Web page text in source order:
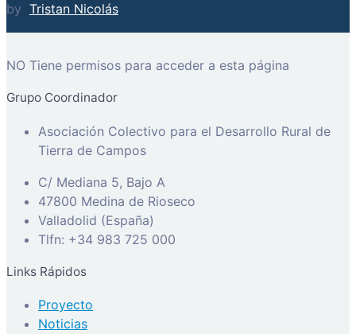
by Tristan Nicolás
NO Tiene permisos para acceder a esta página
Grupo Coordinador
Asociación Colectivo para el Desarrollo Rural de
Tierra de Campos
C/ Mediana 5, Bajo A
47800 Medina de Rioseco
Valladolid (España)
Tlfn: +34 983 725 000
Links Rápidos
Proyecto
Noticias